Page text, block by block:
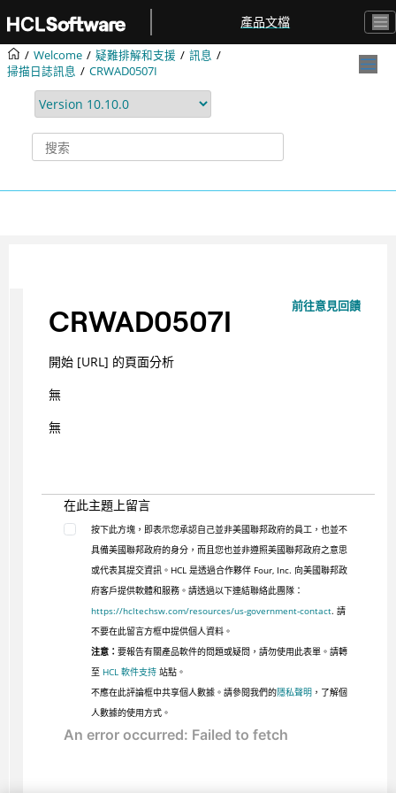
產品文檔
Welcome 疑難排解和支援
訊息
掃描日誌訊息
CRWAD0507I
前往意見回饋
CRWAD0507I
開始 [URL] 的頁面分析
無
無
在此主題上留言
按下此方塊，即表示您承認自己並非美國聯邦政府的員工，也並不
具備美國聯邦政府的身分，而且您也並非遵照美國聯邦政府之意思
或代表其提交資訊。HCL 是透過合作夥伴 Four, Inc. 向美國聯邦政
府客戶提供軟體和服務。請透過以下連結聯絡此團隊：
https://hcltechsw.com/resources/us-government-contact. 請
不要在此留言方框中提供個人資料。
注意： 要報告有關產品軟件的問題或疑問，請勿使用此表單。請轉
至 HCL 軟件支持站點。
不應在此評論框中共享個人數據。請參閱我們的隱私聲明 ，了解個
人數據的使用方式。